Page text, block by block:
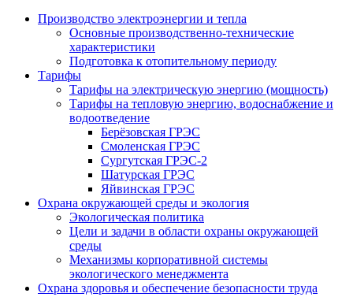
Производство электроэнергии и тепла
Основные производственно-технические
характеристики
Подготовка к отопительному периоду
Тарифы
Тарифы на электрическую энергию (мощность)
Тарифы на тепловую энергию, водоснабжение и
водоотведение
Берёзовская ГРЭС
Смоленская ГРЭС
Сургутская ГРЭС-2
Шатурская ГРЭС
Яйвинская ГРЭС
Охрана окружающей среды и экология
Экологическая политика
Цели и задачи в области охраны окружающей
среды
Механизмы корпоративной системы
экологического менеджмента
Охрана здоровья и обеспечение безопасности труда